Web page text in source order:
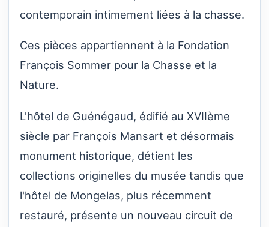
contemporain intimement liées à la chasse.
Ces pièces appartiennent à la Fondation
François Sommer pour la Chasse et la
Nature.
L'hôtel de Guénégaud, édifié au XVIIème
siècle par François Mansart et désormais
monument historique, détient les
collections originelles du musée tandis que
l'hôtel de Mongelas, plus récemment
restauré, présente un nouveau circuit de